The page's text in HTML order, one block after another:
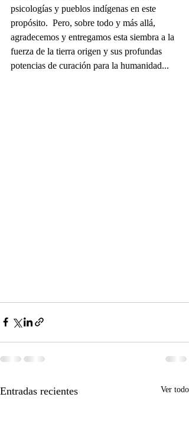
psicologías y pueblos indígenas en este
propósito.  Pero, sobre todo y más allá,
agradecemos y entregamos esta siembra a la
fuerza de la tierra origen y sus profundas
potencias de curación para la humanidad...
Entradas recientes Ver todo